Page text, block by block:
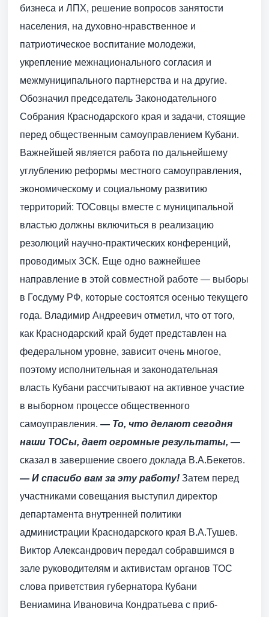
бизнеса и ЛПХ, решение вопросов занятости
населения, на духовно-нравственное и
патриотическое воспитание молодежи,
укрепление межнационального согласия и
межмуниципального партнерства и на другие.
Обозначил председатель Законодательного
Собрания Краснодарского края и задачи, стоящие
перед общественным самоуправлением Кубани.
Важнейшей является работа по дальнейшему
углублению реформы местного самоуправления,
экономическому и социальному развитию
территорий: ТОСовцы вместе с муниципальной
властью должны включиться в реализацию
резолюций научно-практических конференций,
проводимых ЗСК. Еще одно важнейшее
направление в этой совместной работе — выборы
в Госдуму РФ, которые состоятся осенью текущего
года. Владимир Андреевич отметил, что от того,
как Краснодарский край будет представлен на
федеральном уровне, зависит очень многое,
поэтому исполнительная и законодательная
власть Кубани рассчитывают на активное участие
в выборном процессе общественного
самоуправления. — То, что делают сегодня
наши ТОСы, дает огромные результаты, —
сказал в завершение своего доклада В.А.Бекетов.
— И спасибо вам за эту работу! Затем перед
участниками совещания выступил директор
департамента внутренней политики
администрации Краснодарского края В.А.Тушев.
Виктор Александрович передал собравшимся в
зале руководителям и активис­там органов ТОС
слова приветствия губернатора Кубани
Вениамина Ивановича Кондратьева с приб­